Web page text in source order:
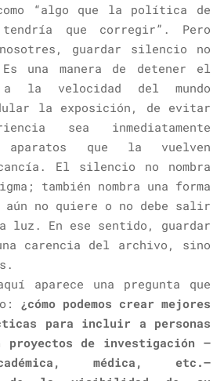
“algo que la política de
que corregir”. Pero
nosotres, guardar silencio no
una manera de detener el
la velocidad del mundo
la exposición, de evitar
sea inmediatamente
aparatos que la vuelven
El silencio no nombra
también nombra una forma
no quiere o no debe salir
luz. En ese sentido, guardar
carencia del archivo, sino
aparece una pregunta que
¿cómo podemos crear mejores
para incluir a personas
proyectos de investigación —
médica, etc.—